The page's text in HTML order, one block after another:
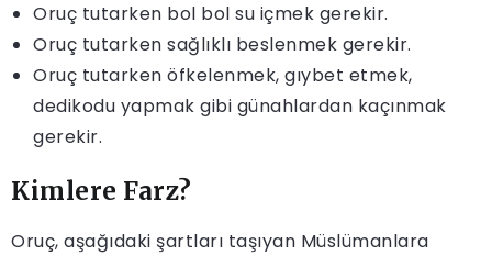
Oruç tutarken bol bol su içmek gerekir.
Oruç tutarken sağlıklı beslenmek gerekir.
Oruç tutarken öfkelenmek, gıybet etmek,
dedikodu yapmak gibi günahlardan kaçınmak
gerekir.
Kimlere Farz?
Oruç, aşağıdaki şartları taşıyan Müslümanlara